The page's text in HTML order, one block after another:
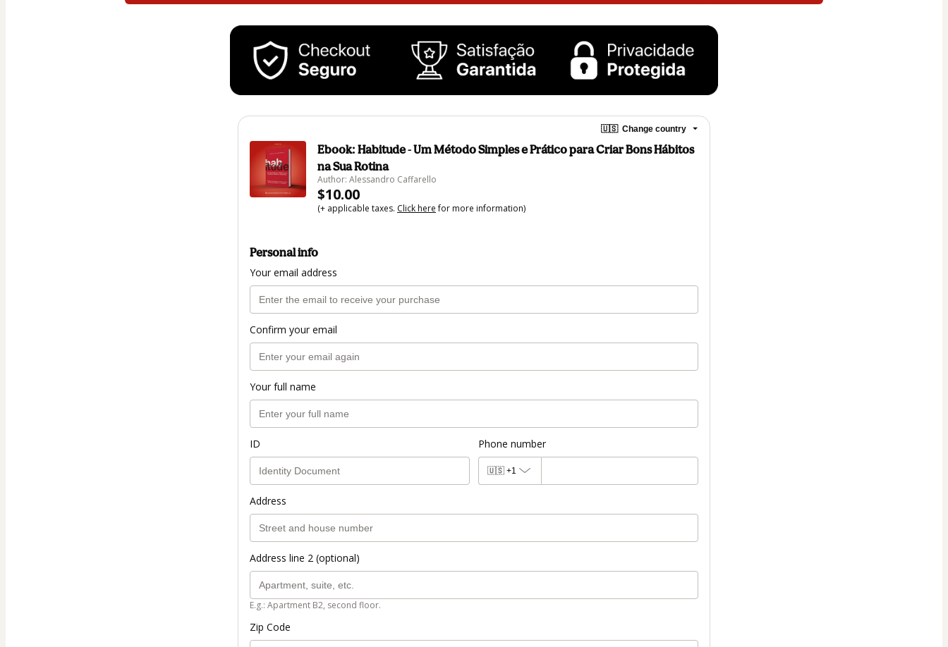
🇺🇸 Change country
Ebook: Habitude - Um Método Simples e Prático para Criar Bons Hábitos
na Sua Rotina
Author: Alessandro Caffarello
$10.00
(+ applicable taxes. Click herefor more information)
Personal info
Your email address
Confirm your email
Your full name
ID Phone number
🇺🇸 +1
Address
Address line 2 (optional)
E.g.: Apartment B2, second floor.
Zip Code